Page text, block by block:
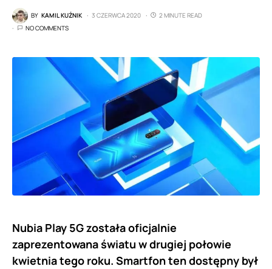
BY KAMIL KUŹNIK 3 CZERWCA 2020
2 MINUTE READ
NO COMMENTS
Nubia Play 5G została oficjalnie
zaprezentowana światu w drugiej połowie
kwietnia tego roku. Smartfon ten dostępny był